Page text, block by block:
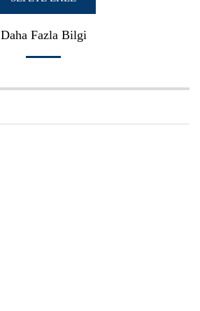
Daha Fazla Bilgi